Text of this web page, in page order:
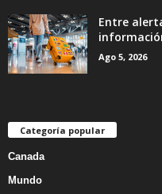
Entre
Ago 5, 2026
Categoría popular
Canada
Mundo